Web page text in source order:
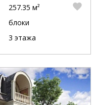
257.35 м²
блоки
3 этажа